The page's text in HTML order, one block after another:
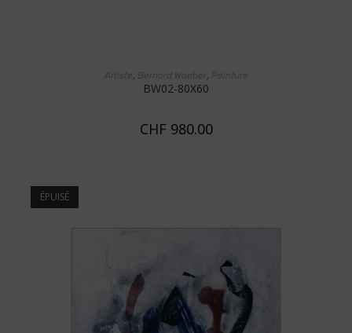
AJOUTER AU PANIER
Artiste, Bernard Waeber , Peinture
BW02-80X60
CHF 980.00
ÉPUISÉ